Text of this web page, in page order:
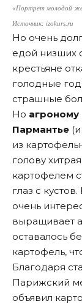
«Портрет молодой
Источник: izokurs.ru
Но очень
едой низших
крестьяне
голодные
страшные
Но агроному
Пармантье
из
голову
картофелем
глаз с
очень
выращивает
оставалось
картофель,
Благодаря
Парижский
объявил